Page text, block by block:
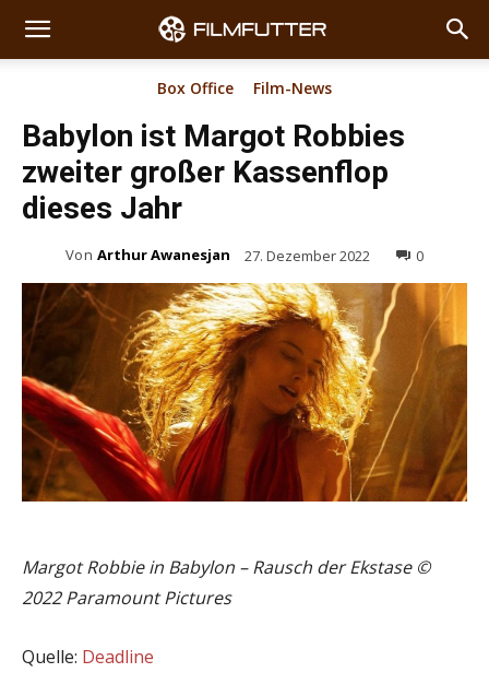
Box Office Film-News
Babylon ist Margot Robbies
zweiter großer Kassenflop
dieses Jahr
Von Arthur Awanesjan 27. Dezember 2022 0
Margot Robbie in Babylon – Rausch der Ekstase ©
2022 Paramount Pictures
Quelle: Deadline